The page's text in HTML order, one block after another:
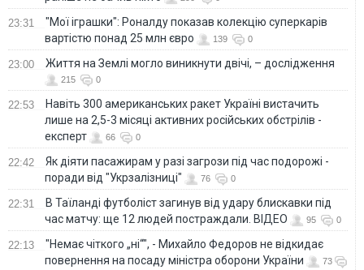
23:31
"Мої іграшки": Роналду показав колекцію суперкарів
вартістю понад 25 млн євро
139 0
23:00 Життя на Землі могло виникнути двічі, – дослідження
215 0
22:53
Навіть 300 американських ракет Україні вистачить
лише на 2,5-3 місяці активних російських обстрілів -
експерт
66 0
22:42
Як діяти пасажирам у разі загрози під час подорожі -
поради від "Укрзалізниці"
76 0
22:31
В Таїланді футболіст загинув від удару блискавки під
час матчу: ще 12 людей постраждали. ВІДЕО
95 0
22:13
"Немає чіткого „ні“", - Михайло Федоров не відкидає
повернення на посаду міністра оборони України
73